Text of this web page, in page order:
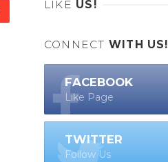
LIKE US!
CONNECT WITH US!
FACEBOOK
Like Page
TWITTER
Follow Us